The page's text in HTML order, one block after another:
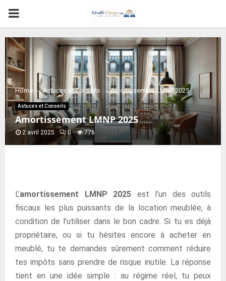
PRIMARY
MENU
Home Astuces et Conseils Amortissement LMNP 2025
Astuces et Conseils
Amortissement LMNP 2025
2 avril 2025 0 776
L’amortissement LMNP 2025 est l’un des outils
fiscaux les plus puissants de la location meublée, à
condition de l’utiliser dans le bon cadre. Si tu es déjà
propriétaire, ou si tu hésites encore à acheter en
meublé, tu te demandes sûrement comment réduire
tes impôts sans prendre de risque inutile. La réponse
tient en une idée simple : au régime réel, tu peux